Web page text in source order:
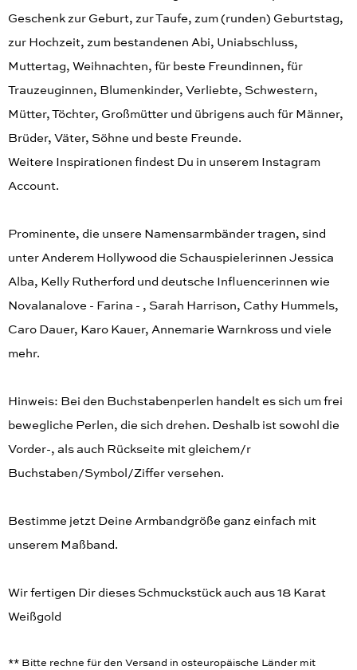
Geschenk zur Geburt, zur Taufe, zum (runden) Geburtstag,
zur Hochzeit, zum bestandenen Abi, Uniabschluss,
Muttertag, Weihnachten, für beste Freundinnen, für
Trauzeuginnen, Blumenkinder, Verliebte, Schwestern,
Mütter, Töchter, Großmütter und übrigens auch für Männer,
Brüder, Väter, Söhne und beste Freunde.
Weitere Inspirationen findest Du in unserem Instagram
Account.
Prominente, die unsere Namensarmbänder tragen, sind
unter Anderem Hollywood die Schauspielerinnen Jessica
Alba, Kelly Rutherford und deutsche Influencerinnen wie
Novalanalove - Farina - , Sarah Harrison, Cathy Hummels,
Caro Dauer, Karo Kauer, Annemarie Warnkross und viele
mehr.
Hinweis: Bei den Buchstabenperlen handelt es sich um frei
bewegliche Perlen, die sich drehen. Deshalb ist sowohl die
Vorder-, als auch Rückseite mit gleichem/r
Buchstaben/Symbol/Ziffer versehen.
Bestimme jetzt Deine Armbandgröße ganz einfach mit
unserem Maßband.
Wir fertigen Dir dieses Schmuckstück auch aus 18 Karat
Weißgold
** Bitte rechne für den Versand in osteuropäische Länder mit